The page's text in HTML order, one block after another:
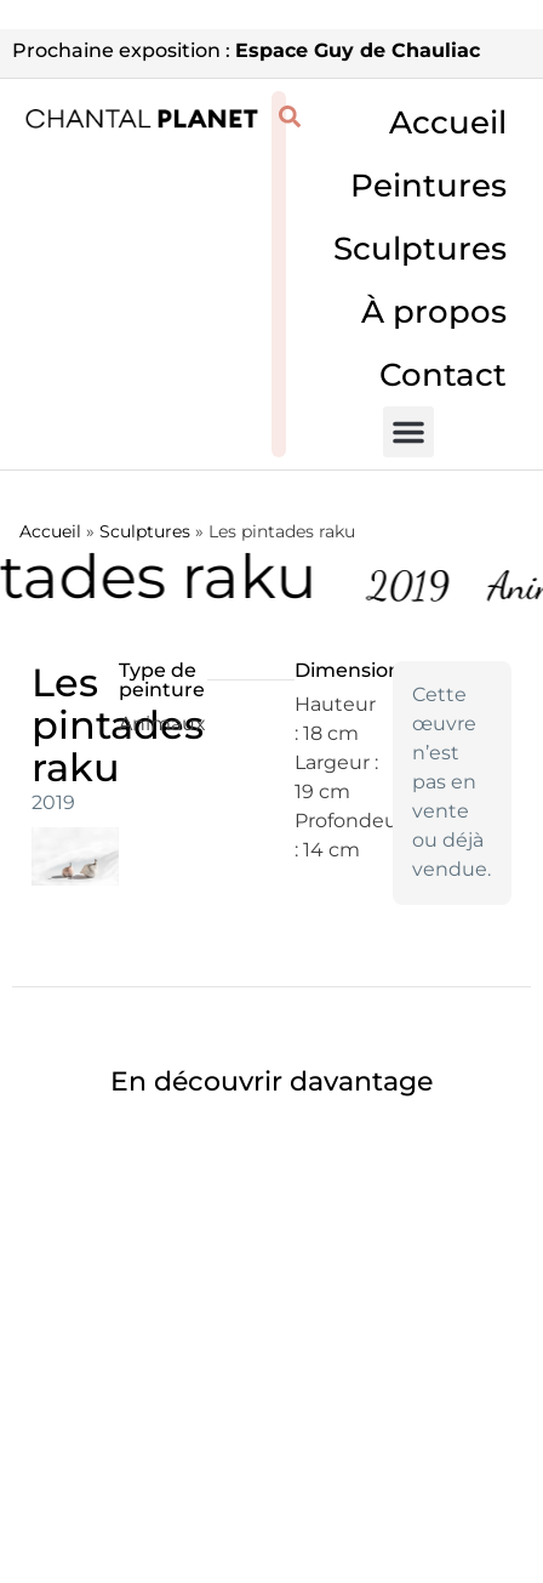
Prochaine exposition : Espace Guy de Chauliac
Accueil
Peintures
Sculptures
À propos
Contact
Accueil » Sculptures » Les pintades raku
raku 2019
Les
pintades
raku
2019
Type de
peinture
Animaux
Dimensions
Hauteur
: 18 cm
Largeur :
19 cm
Profondeur
: 14 cm
Cette
œuvre
n’est
pas en
vente
ou déjà
vendue.
En découvrir davantage